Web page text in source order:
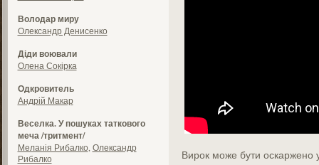
Володар миру
Олександр Денисенко
Діди воювали
Олена Сокірка
Одкровитель
Андрій Макар
Веселка. У пошуках таткового
меча /тритмент/
Меланія Рибалко Олександр
Рибалко
Вирок може бути оскаржено